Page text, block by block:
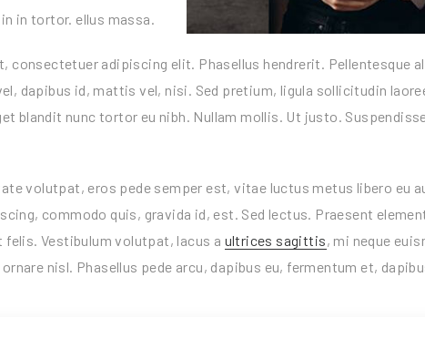
in tortor. ellus massa.
consectetuer adipiscing elit. Phasellus hendrerit. Pellentesque
dapibus id, mattis vel, nisi. Sed pretium, ligula sollicitudin
blandit nunc tortor eu nibh. Nullam mollis. Ut justo.
volutpat, eros pede semper est, vitae luctus metus libero eu
commodo quis, gravida id, est. Sed lectus. Praesent
Vestibulum volutpat, lacus a ultrices sagittis, mi neque
nisl. Phasellus pede arcu, dapibus eu, fermentum et,